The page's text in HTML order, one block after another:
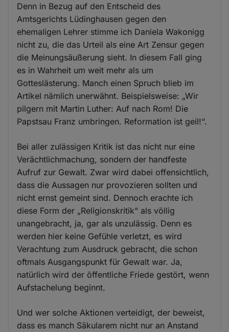
Denn in Bezug auf den Entscheid des
Amtsgerichts Lüdinghausen gegen den
ehemaligen Lehrer stimme ich Daniela Wakonigg
nicht zu, die das Urteil als eine Art Zensur gegen
die Meinungsäußerung sieht. In diesem Fall ging
es in Wahrheit um weit mehr als um
Gotteslästerung. Manch einen Spruch blieb im
Artikel nämlich unerwähnt. Beispielsweise: „Wir
pilgern mit Martin Luther: Auf nach Rom! Die
Papstsau Franz umbringen. Reformation ist geil!“.
Bei aller zulässigen Kritik ist das nicht nur eine
Verächtlichmachung, sondern der handfeste
Aufruf zur Gewalt. Zwar wird dabei offensichtlich,
dass die Aussagen nur provozieren sollten und
nicht ernst gemeint sind. Dennoch erachte ich
diese Form der „Religionskritik“ als völlig
unangebracht, ja, gar als unzulässig. Denn es
werden hier keine Gefühle verletzt, es wird
Verachtung zum Ausdruck gebracht, die schon
oftmals Ausgangspunkt für Gewalt war. Ja,
natürlich wird der öffentliche Friede gestört, wenn
Aufstachelung beginnt.
Und wer solche Aktionen verteidigt, der beweist,
dass es manch Säkularem nicht nur an Anstand